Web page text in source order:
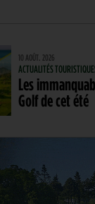
10 AOÛT. 2026
ACTUALITÉS
Les
Golf de cet été